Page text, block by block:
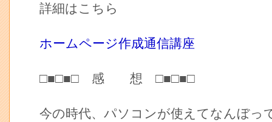
詳細はこちら
ホームページ作成通信講座
□■□■□ 感 想 □■□■□
今の時代、パソコンが使えてなんぼっ